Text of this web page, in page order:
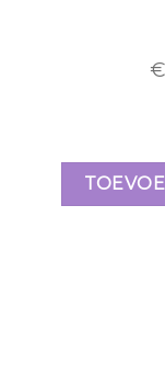
€